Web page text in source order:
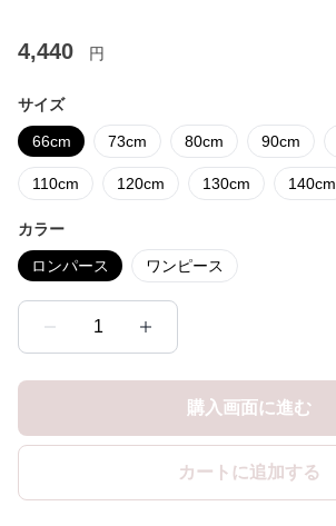
4,440 円
サイズ
66cm 73cm 80cm 90cm
110cm 120cm 130cm 140cm
カラー
ロンパース ワンピース
1
購入画面に進む
カートに追加する